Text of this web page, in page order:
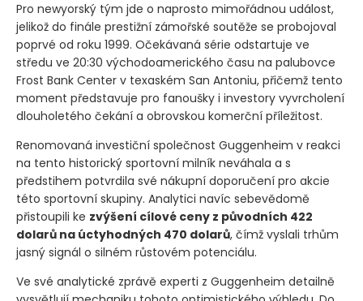
Pro newyorský tým jde o naprosto mimořádnou událost,
jelikož do finále prestižní zámořské soutěže se probojoval
poprvé od roku 1999. Očekávaná série odstartuje ve
středu ve 20:30 východoamerického času na palubovce
Frost Bank Center v texaském San Antoniu, přičemž tento
moment představuje pro fanoušky i investory vyvrcholení
dlouholetého čekání a obrovskou komerční příležitost.
Renomovaná investiční společnost Guggenheim v reakci
na tento historický sportovní milník neváhala a s
předstihem potvrdila své nákupní doporučení pro akcie
této sportovní skupiny. Analytici navíc sebevědomě
přistoupili ke zvýšení cílové ceny z původních 422
dolarů na úctyhodných 470 dolarů, čímž vyslali trhům
jasný signál o silném růstovém potenciálu.
Ve své analytické zprávě experti z Guggenheim detailně